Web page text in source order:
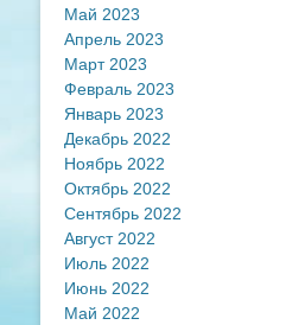
Май 2023
Апрель 2023
Март 2023
Февраль 2023
Январь 2023
Декабрь 2022
Ноябрь 2022
Октябрь 2022
Сентябрь 2022
Август 2022
Июль 2022
Июнь 2022
Май 2022